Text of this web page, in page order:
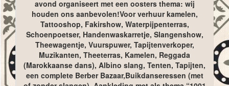
avond organiseert met een oosters thema: wij
houden ons aanbevolen!Voor verhuur kamelen,
Tattooshop, Fakirshow, Waterpijpenterras,
Schoenpoetser, Handenwaskarretje, Slangenshow,
Theewagentje, Vuurspuwer, Tapijtenverkoper,
Muzikanten, Theeterras, Kamelen, Reggada
(Marokkaanse dans), Albino slang, Tenten, Tapijten,
een complete Berber Bazaar,Buikdanseressen (met